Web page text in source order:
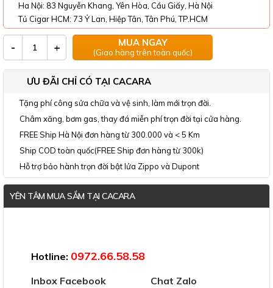
Ha Nội: 83 Nguyễn Khang, Yên Hòa, Cầu Giấy, Hà Nội
Tủ Cigar HCM: 73 Ỷ Lan, Hiệp Tân, Tân Phú, TP.HCM
- + MUA NGAY
(Giao hàng trên toàn quốc)
ƯU ĐÃI CHỈ CÓ TẠI CACARA
Tặng phí công sửa chữa và vệ sinh, làm mới trọn đời.
Châm xăng, bơm gas, thay đá miễn phí trọn đời tại cửa hàng.
FREE Ship Hà Nội đơn hàng từ 300.000 và < 5 Km
Ship COD toàn quốc(FREE Ship đơn hàng từ 300k)
Hỗ trợ bảo hành trọn đời bật lửa Zippo và Dupont
YÊN TÂM MUA SẮM TẠI CACARA
Hotline: 0972.66.58.58
Inbox Facebook Chat Zalo